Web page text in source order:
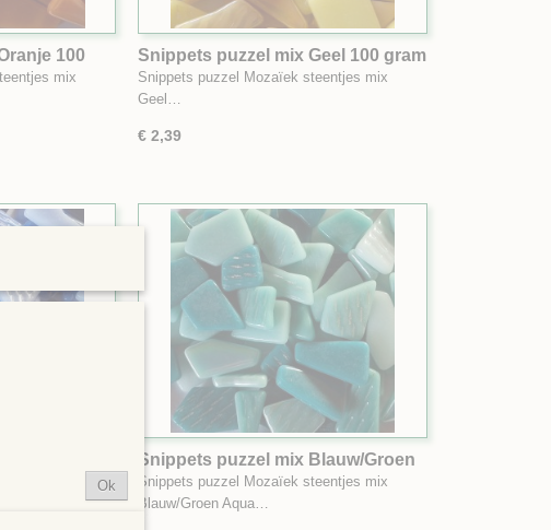
100
mix
Snippets puzzel mix Geel 100 gram
Snippets puzzel Mozaïek steentjes mix
Geel…
€ 2,39
Snippets puzzel mix Blauw/Groen
Aqua 100 gram
Snippets puzzel Mozaïek steentjes mix
Blauw/Groen Aqua…
Ok